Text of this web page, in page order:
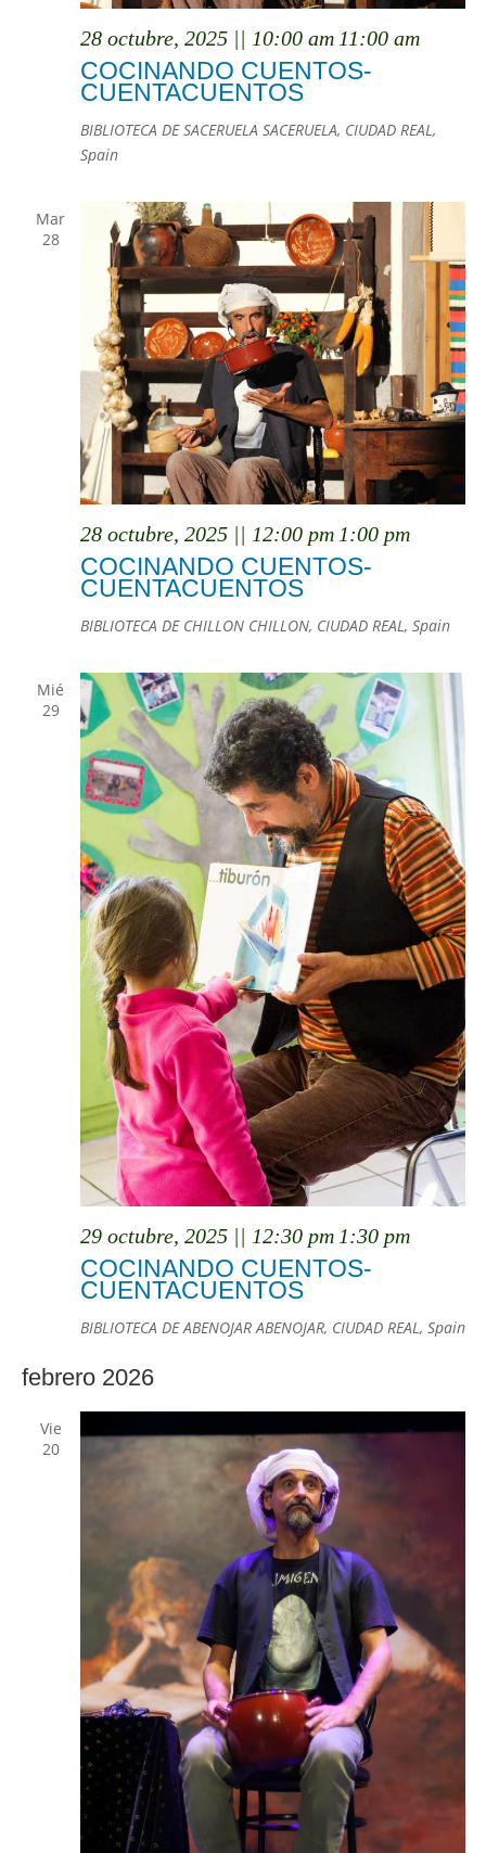
COCINANDO CUENTOS-
CUENTACUENTOS
28 octubre, 2025 || 10:00 am 11:00 am
BIBLIOTECA DE SACERUELA SACERUELA, CIUDAD REAL,
Spain
Mar
28
COCINANDO CUENTOS-
CUENTACUENTOS
28 octubre, 2025 || 12:00 pm 1:00 pm
BIBLIOTECA DE CHILLON CHILLON, CIUDAD REAL, Spain
Mié
29
COCINANDO CUENTOS-
CUENTACUENTOS
29 octubre, 2025 || 12:30 pm 1:30 pm
BIBLIOTECA DE ABENOJARABENOJAR, CIUDAD REAL, Spain
febrero 2026
Vie
20